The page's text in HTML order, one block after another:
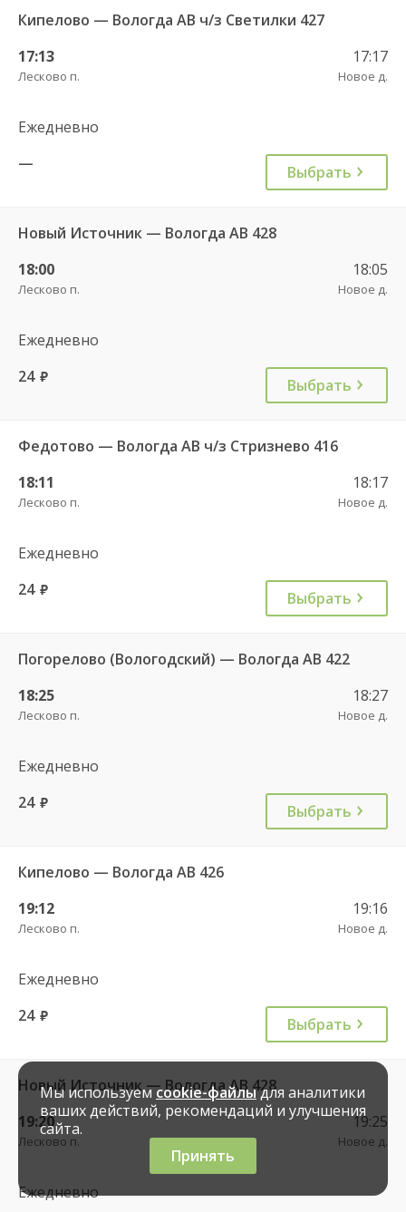
Кипелово — Вологда АВ ч/з Светилки 427
17:13
Лесково п.
17:17
Новое д.
Ежедневно
—
Выбрать
Новый Источник — Вологда АВ 428
18:00
Лесково п.
18:05
Новое д.
Ежедневно
24 руб. Выбрать
Федотово — Вологда АВ ч/з Стризнево 416
18:11
Лесково п.
18:17
Новое д.
Ежедневно
24 руб. Выбрать
Погорелово (Вологодский) — Вологда АВ 422
18:25
Лесково п.
18:27
Новое д.
Ежедневно
24 руб. Выбрать
Кипелово — Вологда АВ 426
19:12
Лесково п.
19:16
Новое д.
Ежедневно
24 руб. Выбрать
Новый Источник — Вологда АВ 428
19:20
Лесково п.
19:25
Новое д.
Ежедневно
Мы используемcookie-файлыдля аналитики
ваших действий, рекомендаций и улучшения
сайта.
Принять